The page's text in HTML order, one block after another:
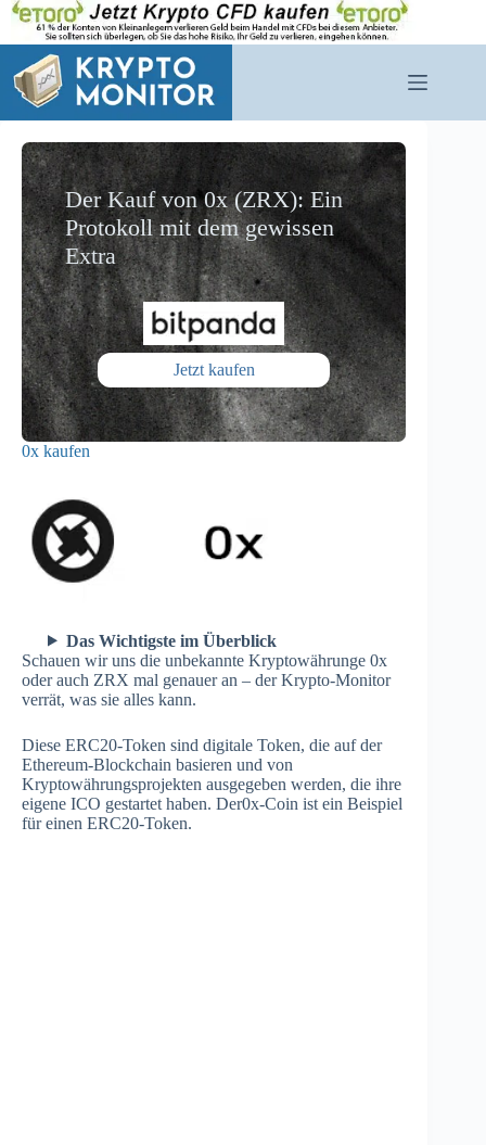
Zum
Inhalt
springen
Der Kauf von 0x (ZRX): Ein
Protokoll mit dem gewissen
Extra
Jetzt kaufen
0x kaufen
Das Wichtigste im Überblick
Schauen wir uns die unbekannte Kryptowährunge 0x
oder auch ZRX mal genauer an – der Krypto-Monitor
verrät, was sie alles kann.
Diese ERC20-Token sind digitale Token, die auf der
Ethereum-Blockchain basieren und von
Kryptowährungsprojekten ausgegeben werden, die ihre
eigene ICO gestartet haben. Der0x-Coin ist ein Beispiel
für einen ERC20-Token.